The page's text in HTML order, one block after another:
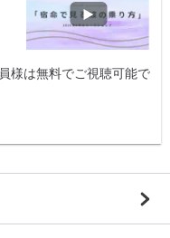
様は無料でご視聴可能で